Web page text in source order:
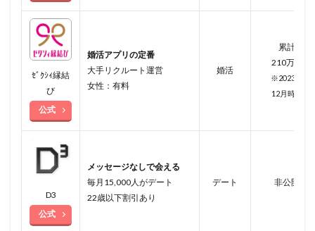
ｾﾞｸｼｨ縁結
び
公式
婚活アプリの定番
大手リクルート運営
女性：有料
婚活
累計
210万人
※2023年
12月時点
D3
公式
メッセージなしで会える
毎月15,000人がデート
22歳以下割引あり
デート 非公開